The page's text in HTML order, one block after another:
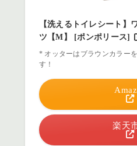
【洗えるトイレシート】
ツ【M】 [ポンポリース]
* オッターはブラウンカラー
す！
楽天